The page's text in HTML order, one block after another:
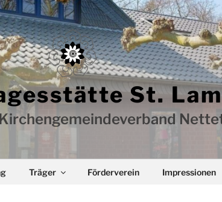
St.
Träger Förderverein Impressionen